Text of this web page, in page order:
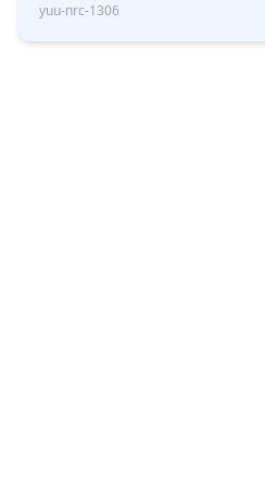
yuu-nrc-1306